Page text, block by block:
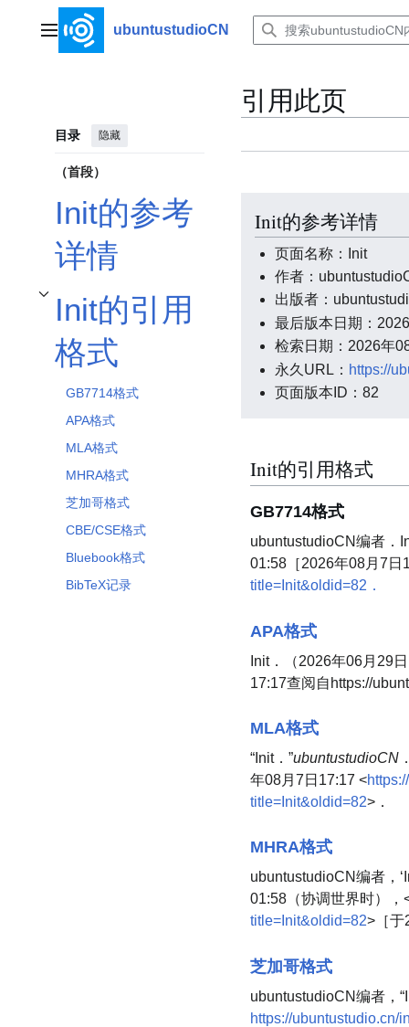
主菜单 ubuntustudioCN
目录 隐藏
（首段）
Init的参考
详情
Init的引用
格式
开关Init的引用格式子章节
GB7714格式
APA格式
MLA格式
MHRA格式
芝加哥格式
CBE/CSE格式
Bluebook格式
BibTeX记录
引用此页
Init的参考详情
页面名称：Init
作者：
出版者：
最后版本日期：
检索日期：2026年
永久URL： https://
页面版本ID：82
Init的引用格式
GB7714格式
ubuntustudioCN编者．
01:58［2026年08月7日
title=Init&oldid=82．
APA格式
Init．（2026年06月29
17:17查阅自https://
MLA格式
“Init．”ubuntustudioCN
年08月7日17:17 <
title=Init&oldid=82>．
MHRA格式
ubuntustudioCN编者，
01:58（协调世界时），
title=Init&oldid=82>［于
芝加哥格式
ubuntustudioCN编者，
https://ubuntustudio.cn/